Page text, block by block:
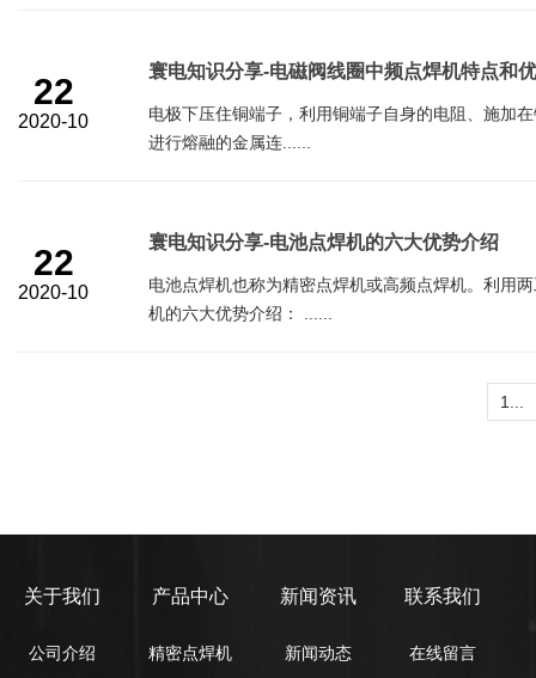
22
2020-10
寰电知识分享-电磁阀线圈中频点焊机特点和
电极下压住铜端子，利用铜端子自身的电阻、施加
进行熔融的金属连......
22
2020-10
寰电知识分享-电池点焊机的六大优势介绍
电池点焊机也称为精密点焊机或高频点焊机。利用
机的六大优势介绍： ......
1...
关于我们
公司介绍
产品中心
精密点焊机
新闻资讯
新闻动态
联系我们
在线留言